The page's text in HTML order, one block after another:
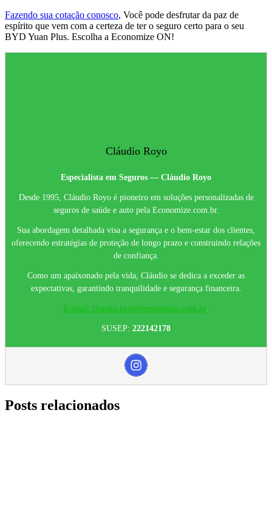
Fazendo sua cotação conosco, Você pode desfrutar da paz de
espírito que vem com a certeza de ter o seguro certo para o seu
BYD Yuan Plus. Escolha a Economize ON!
Cláudio Royo
Especialista em Seguros — Cláudio Royo
Desde 1995, Cláudio Royo é pioneiro em soluções personalizadas de
seguros de saúde e auto pela Economize.com.br.
Sua abordagem detalhada visa a segurança e o bem-estar dos clientes,
oferecendo estratégias de proteção de longo prazo e construindo relações
de confiança.
Como um apaixonado pela vida, Cláudio se dedica a exceder as
expectativas, garantindo tranquilidade e segurança financeira.
E-mail: claudio.royo@economize.com.br.
SUSEP: 222142178
Posts relacionados